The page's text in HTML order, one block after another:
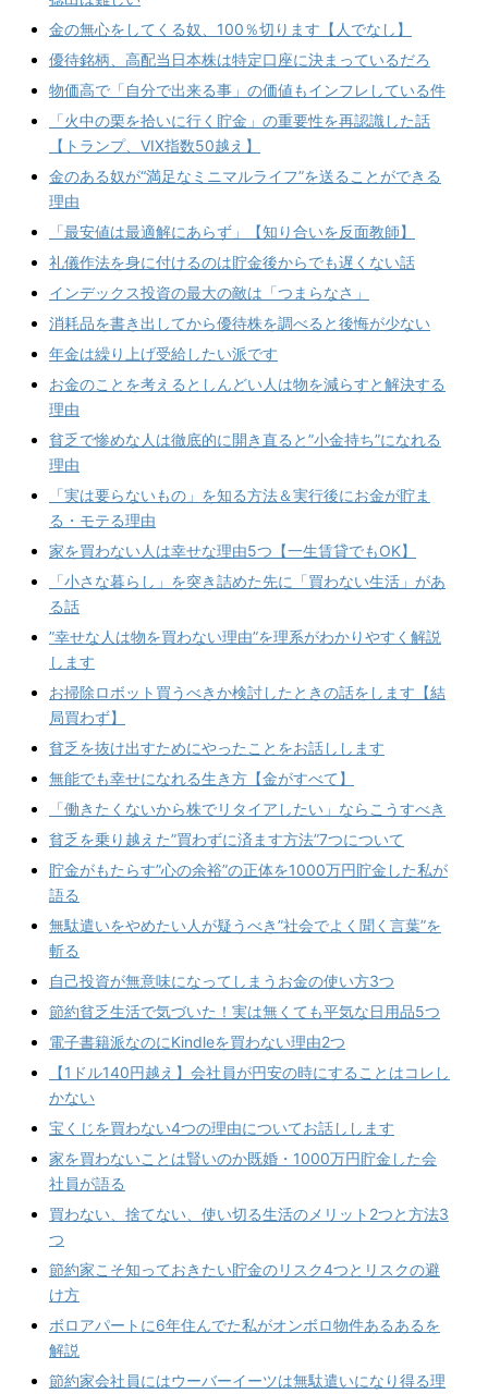
金の無心をしてくる奴、100％切ります【人でなし】
優待銘柄、高配当日本株は特定口座に決まっているだろ
物価高で「自分で出来る事」の価値もインフレしている件
「火中の栗を拾いに行く貯金」の重要性を再認識した話
【トランプ、VIX指数50越え】
金のある奴が“満足なミニマルライフ”を送ることができる
理由
「最安値は最適解にあらず」【知り合いを反面教師】
礼儀作法を身に付けるのは貯金後からでも遅くない話
インデックス投資の最大の敵は「つまらなさ」
消耗品を書き出してから優待株を調べると後悔が少ない
年金は繰り上げ受給したい派です
お金のことを考えるとしんどい人は物を減らすと解決する
理由
貧乏で惨めな人は徹底的に開き直ると”小金持ち”になれる
理由
「実は要らないもの」を知る方法＆実行後にお金が貯ま
る・モテる理由
家を買わない人は幸せな理由5つ【一生賃貸でもOK】
「小さな暮らし」を突き詰めた先に「買わない生活」があ
る話
”幸せな人は物を買わない理由”を理系がわかりやすく解説
します
お掃除ロボット買うべきか検討したときの話をします【結
局買わず】
貧乏を抜け出すためにやったことをお話しします
無能でも幸せになれる生き方【金がすべて】
「働きたくないから株でリタイアしたい」ならこうすべき
貧乏を乗り越えた”買わずに済ます方法”7つについて
貯金がもたらす”心の余裕”の正体を1000万円貯金した私が
語る
無駄遣いをやめたい人が疑うべき”社会でよく聞く言葉”を
斬る
自己投資が無意味になってしまうお金の使い方3つ
節約貧乏生活で気づいた！実は無くても平気な日用品5つ
電子書籍派なのにKindleを買わない理由2つ
【1ドル140円越え】会社員が円安の時にすることはコレし
かない
宝くじを買わない4つの理由についてお話しします
家を買わないことは賢いのか既婚・1000万円貯金した会
社員が語る
買わない、捨てない、使い切る生活のメリット2つと方法3
つ
節約家こそ知っておきたい貯金のリスク4つとリスクの避
け方
ボロアパートに6年住んでた私がオンボロ物件あるあるを
解説
節約家会社員にはウーバーイーツは無駄遣いになり得る理